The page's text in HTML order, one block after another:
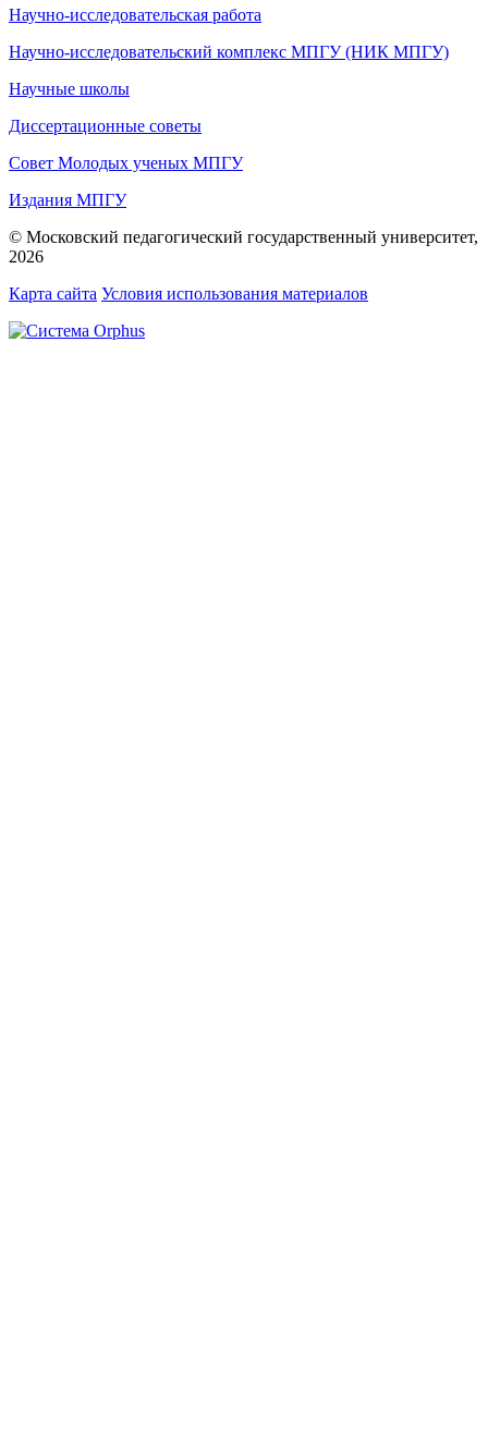
Научно-исследовательская работа
Научно-исследовательский комплекс МПГУ (НИК МПГУ)
Научные школы
Диссертационные советы
Совет Молодых ученых МПГУ
Издания МПГУ
© Московский педагогический государственный университет,
2026
Карта сайта Условия использования материалов